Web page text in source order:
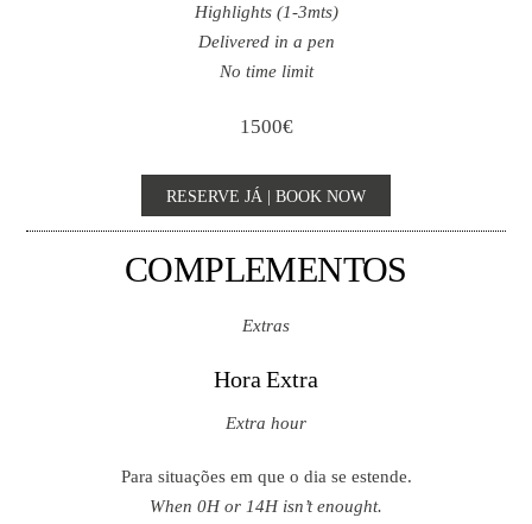
Highlights (1-3mts)
Delivered in a pen
No time limit
1500€
RESERVE JÁ | BOOK NOW
COMPLEMENTOS
Extras
Hora Extra
Extra hour
Para situações em que o dia se estende.
When 0H or 14H isn’t enought.